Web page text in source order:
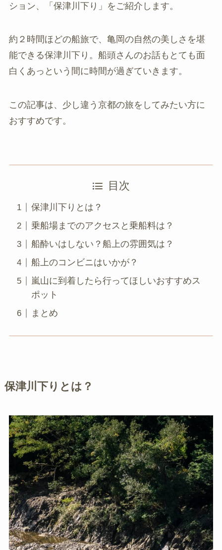
ション、「保津川下り」をご紹介します。
約２時間ほどの船旅で、亀岡の自然の美しさを堪
能できる保津川下り。船頭さんのお話もとても面
白くあっという間に時間が過ぎていきます。
この記事は、少し違う京都の旅をしてみたい方に
おすすめです。
目次
保津川下りとは？
乗船場までのアクセスと乗船料は？
船酔いはしない？船上の雰囲気は？
船上のコンビニはいかが？
嵐山に到着したら行ってほしいおすすめス
ポット
まとめ
保津川下りとは？